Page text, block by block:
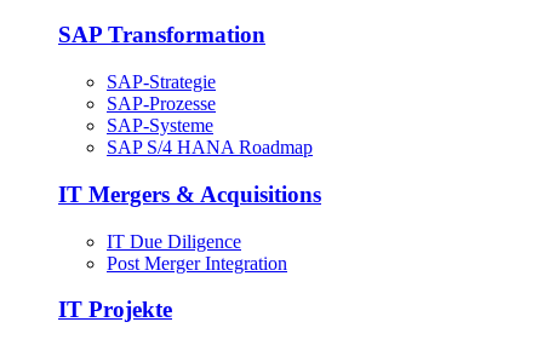
SAP Transformation
SAP-Strategie
SAP-Prozesse
SAP-Systeme
SAP S/4 HANA Roadmap
IT Mergers & Acquisitions
IT Due Diligence
Post Merger Integration
IT Projekte